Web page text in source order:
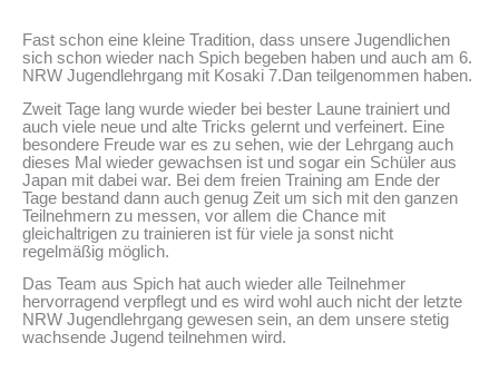
Fast schon eine kleine Tradition, dass unsere Jugendlichen
sich schon wieder nach Spich begeben haben und auch am 6.
NRW Jugendlehrgang mit Kosaki 7.Dan teilgenommen haben.
Zweit Tage lang wurde wieder bei bester Laune trainiert und
auch viele neue und alte Tricks gelernt und verfeinert. Eine
besondere Freude war es zu sehen, wie der Lehrgang auch
dieses Mal wieder gewachsen ist und sogar ein Schüler aus
Japan mit dabei war. Bei dem freien Training am Ende der
Tage bestand dann auch genug Zeit um sich mit den ganzen
Teilnehmern zu messen, vor allem die Chance mit
gleichaltrigen zu trainieren ist für viele ja sonst nicht
regelmäßig möglich.
Das Team aus Spich hat auch wieder alle Teilnehmer
hervorragend verpflegt und es wird wohl auch nicht der letzte
NRW Jugendlehrgang gewesen sein, an dem unsere stetig
wachsende Jugend teilnehmen wird.